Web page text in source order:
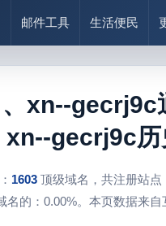
邮件工具 生活便民
xn--
gecrj9c
1603 顶级域名，共注册站点
的：0.00%。本页数据来自